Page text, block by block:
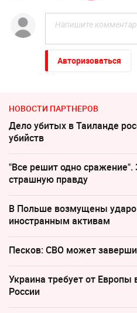
Авторизоваться
НОВОСТИ ПАРТНЕРОВ
Дело убитых в Таиланде
убийств
"Все решит одно
страшную правду
В Польше возмущены
иностранным активам
Песков: СВО может
Украина требует от Европы
России